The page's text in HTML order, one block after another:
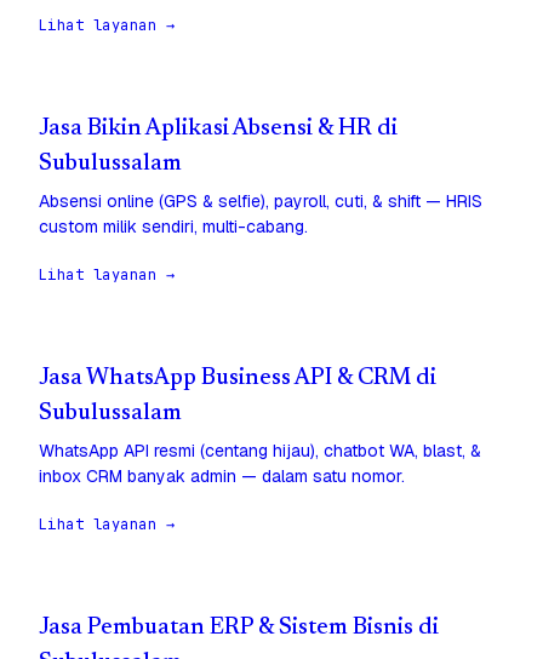
Lihat layanan →
Jasa Bikin Aplikasi Absensi & HR di
Subulussalam
Absensi online (GPS & selfie), payroll, cuti, & shift — HRIS
custom milik sendiri, multi-cabang.
Lihat layanan →
Jasa WhatsApp Business API & CRM di
Subulussalam
WhatsApp API resmi (centang hijau), chatbot WA, blast, &
inbox CRM banyak admin — dalam satu nomor.
Lihat layanan →
Jasa Pembuatan ERP & Sistem Bisnis di